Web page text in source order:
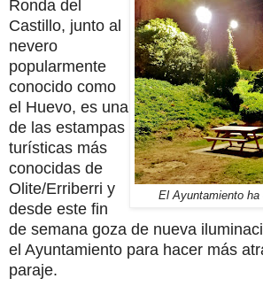
El Ayuntamiento
Ronda del
Castillo, junto al
nevero
popularmente
conocido como
el Huevo, es una
de las estampas
turísticas más
conocidas de
Olite/Erriberri y
desde este fin
de semana goza de nueva
el Ayuntamiento para hacer más
paraje.